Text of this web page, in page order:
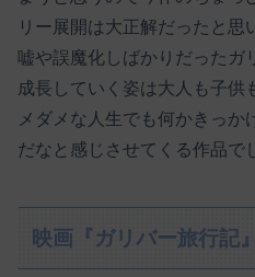
リー展開は大正解だったと思
嘘や誤魔化しばかりだったガ
成長していく姿は大人も子供
メダメな人生でも何かきっ
だなと感じさせてくる作品で
映画『ガリバー旅行記